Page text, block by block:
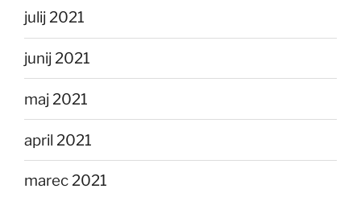
julij 2021
junij 2021
maj 2021
april 2021
marec 2021